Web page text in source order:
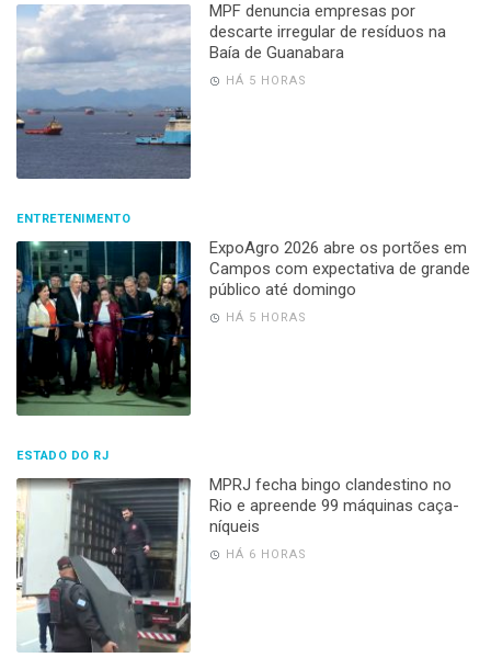
MPF denuncia empresas por
descarte irregular de resíduos na
Baía de Guanabara
HÁ 5 HORAS
ENTRETENIMENTO
ExpoAgro 2026 abre os portões em
Campos com expectativa de grande
público até domingo
HÁ 5 HORAS
ESTADO DO RJ
MPRJ fecha bingo clandestino no
Rio e apreende 99 máquinas caça-
níqueis
HÁ 6 HORAS